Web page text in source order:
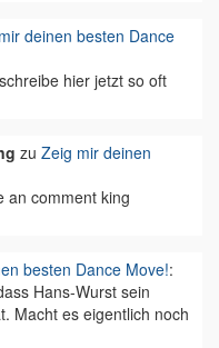
deinen besten Dance
hier jetzt so oft
zu Zeig mir deinen
an comment king
besten Dance Move!:
Hans-Wurst sein
Macht es eigentlich noch